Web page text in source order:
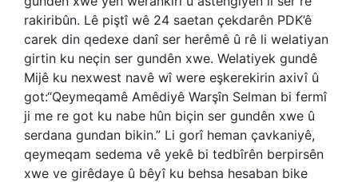
rakiribûn. Lê piştî wê 24 saetan çekdarên PDK’ê
carek din qedexe danî ser herêmê û rê li welatiyan
girtin ku neçin ser gundên xwe. Welatiyek gundê
Mijê ku nexwest navê wî were eşkerekirin axivî û
got:“Qeymeqamê Amêdiyê Warşîn Selman bi fermî
ji me re got ku nabe hûn biçin ser gundên xwe û
serdana gundan bikin.” Li gorî heman çavkaniyê,
qeymeqam sedema vê yekê bi tedbîrên berpirsên
xwe ve girêdaye û bêyî ku behsa hesaban bike